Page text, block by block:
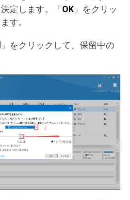
定します。「 OK 」をクリッ
す。
」をクリックして、保留中の